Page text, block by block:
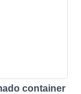
container